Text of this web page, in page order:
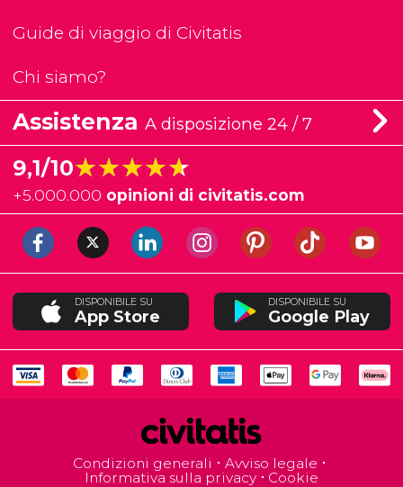
Guide di viaggio di Civitatis
Chi siamo?
Assistenza A disposizione 24 / 7
9,1/10★★★★★
★★★★★
+5.000.000 opinioni di civitatis.com
DISPONIBILE SU
App Store
DISPONIBILE SU
Google Play
Condizioni generali
Avviso legale
Informativa sulla privacy
Cookie